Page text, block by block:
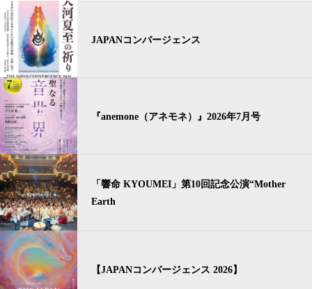
JAPANコンバージェンス
『anemone（アネモネ）』2026年7月号
「響命 KYOUMEI」第10回記念公演“Mother
Earth
【JAPANコンバージェンス 2026】